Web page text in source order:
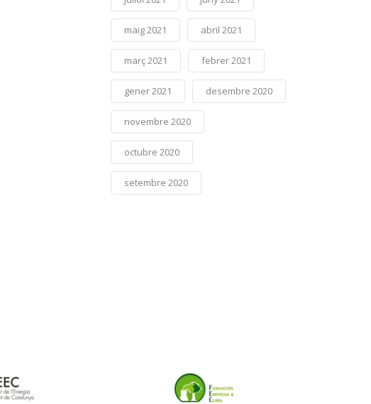
maig 2021 abril 2021
març 2021 febrer 2021
gener 2021 desembre 2020
novembre 2020
octubre 2020
setembre 2020